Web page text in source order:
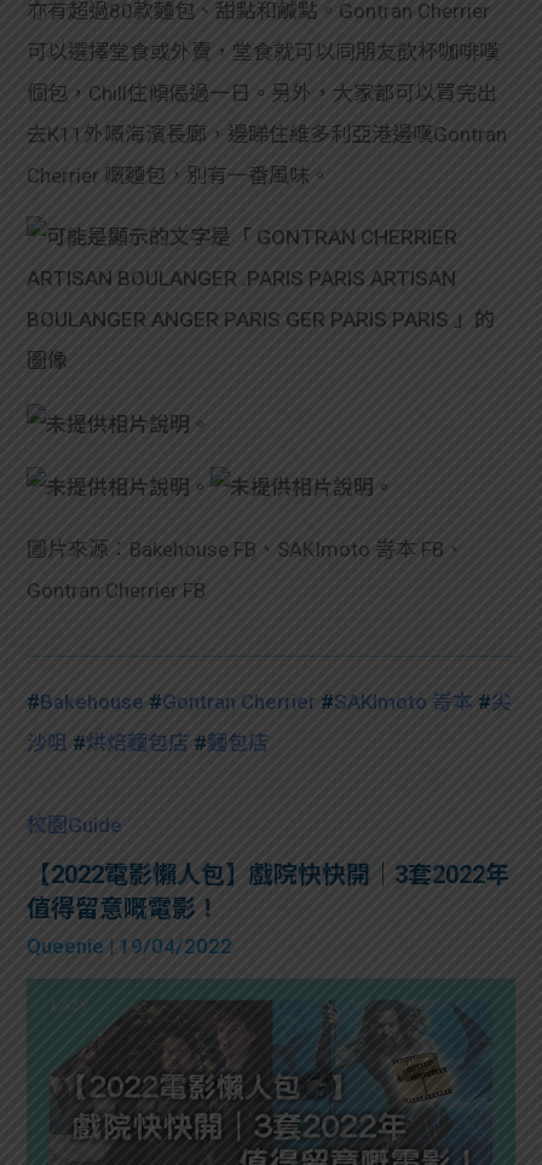
亦有超過80款麵包、甜點和鹹點。Gontran Cherrier
可以選擇堂食或外賣，堂食就可以同朋友飲杯咖啡嘆
個包，Chill住傾偈過一日。另外，大家都可以買完出
去K11外嘅海濱長廊，邊睇住維多利亞港邊嘆Gontran
Cherrier 嘅麵包，別有一番風味。
圖片來源： Bakehouse FB、SAKImoto 嵜本 FB、
Gontran Cherrier FB
#Bakehouse #Gontran Cherrier #SAKImoto 嵜本 #尖
沙咀 #烘焙麵包店 #麵包店
校園Guide
【2022電影懶人包】戲院快快開｜3套2022年
值得留意嘅電影！
Queenie | 19/04/2022